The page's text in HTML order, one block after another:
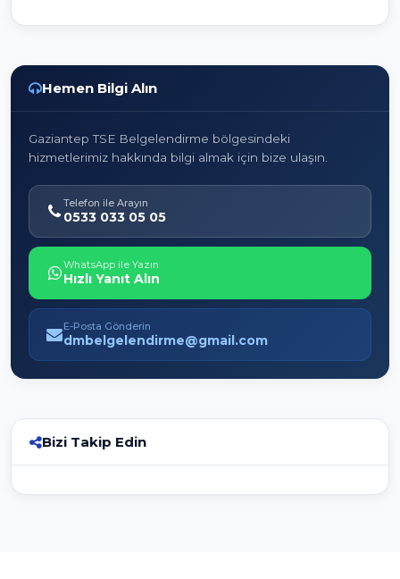
Hemen Bilgi Alın
Gaziantep TSE Belgelendirme bölgesindeki
hizmetlerimiz hakkında bilgi almak için bize ulaşın.
Telefon ile Arayın
0533 033 05 05
WhatsApp ile Yazın
Hızlı Yanıt Alın
E-Posta Gönderin
dmbelgelendirme@gmail.com
Bizi Takip Edin